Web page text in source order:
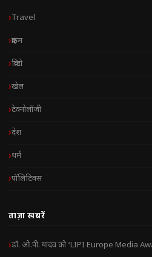
Travel
क्राइम
क्रिप्टो
खेल
टेक्नोलॉजी
देश
धर्म
पॉलिटिक्स
ताज़ा खबरें
डॉ. ओ.पी. यादव को ‘LIPI Europe Media